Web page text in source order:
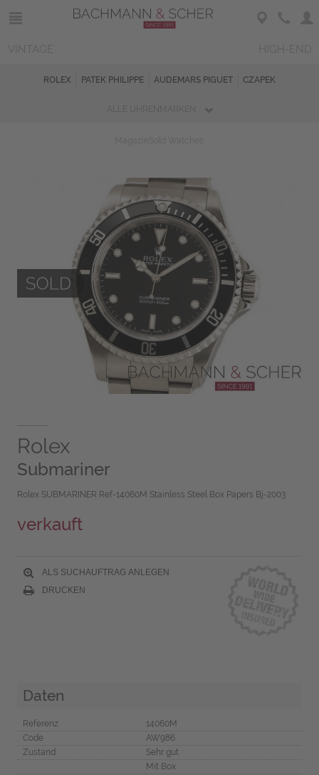
ROLEX PATEK PHILIPPE AUDEMARS PIGUET CZAPEK
Rolex
Submariner
Rolex SUBMARINER Ref-14060M Stainless Steel Box Papers Bj-2003
verkauft
ALS SUCHAUFTRAG ANLEGEN
DRUCKEN
Daten
Referenz
14060M
Code
AW986
Zustand
Sehr gut
Mit Box